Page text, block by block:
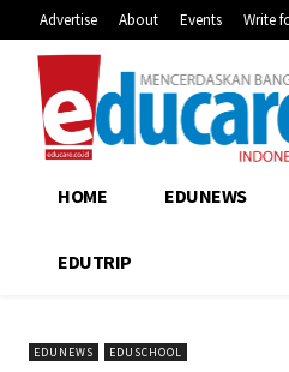
Advertise About Events Write
HOME EDUNEWS
EDUTRIP
EDUNEWS EDUSCHOOL